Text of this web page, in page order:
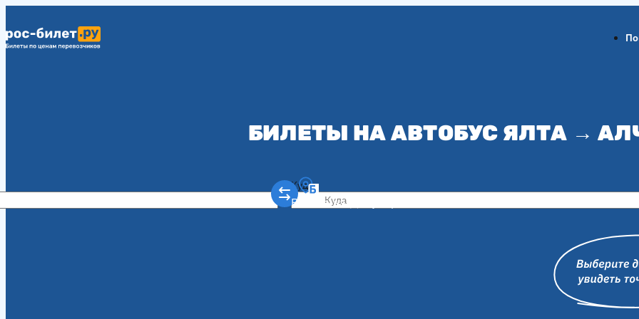
БИЛЕТЫ НА АВТОБУС ЯЛТА →
Куда
Ростов-на-Дону